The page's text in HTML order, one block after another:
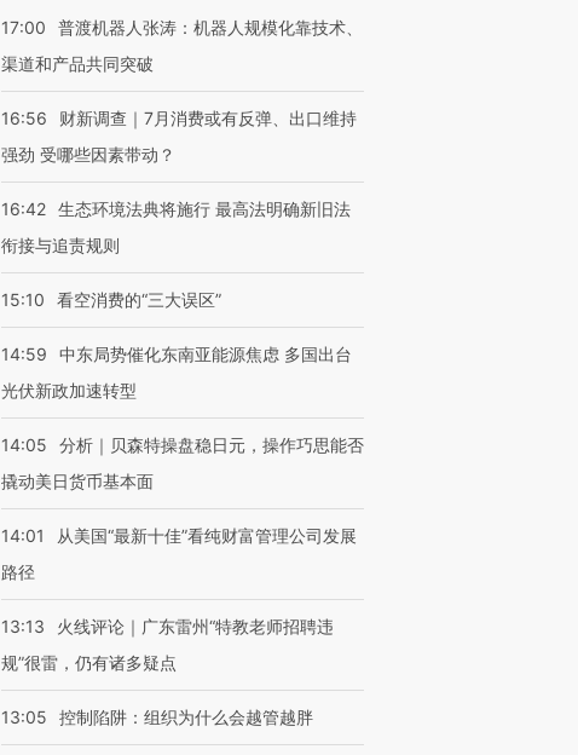
17:00
普渡机器人张涛：机器人规模化靠技术、
渠道和产品共同突破
16:56
财新调查｜7月消费或有反弹、出口维持
强劲 受哪些因素带动？
16:42 生态环境法典将施行 最高法明确新旧法
衔接与追责规则
15:10 看空消费的“三大误区”
14:59
中东局势催化东南亚能源焦虑 多国出台
光伏新政加速转型
14:05
分析｜贝森特操盘稳日元，操作巧思能否
撬动美日货币基本面
14:01
从美国“最新十佳”看纯财富管理公司发展
路径
13:13
火线评论｜广东雷州“特教老师招聘违
规”很雷，仍有诸多疑点
13:05 控制陷阱：组织为什么会越管越胖